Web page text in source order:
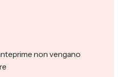
non vengano